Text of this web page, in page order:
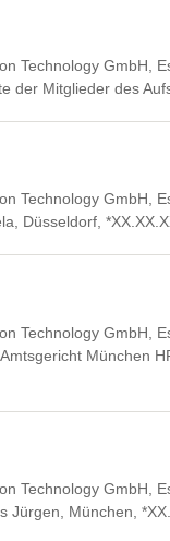
Technology GmbH,
der Mitglieder des
Technology GmbH,
Düsseldorf,
Technology GmbH,
München
Technology GmbH,
Jürgen, München,